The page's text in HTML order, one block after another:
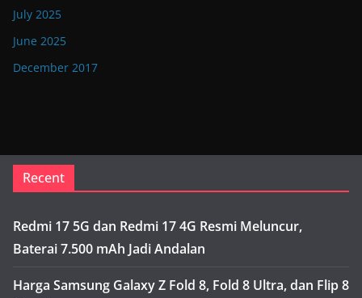
July 2025
June 2025
December 2017
Recent
Redmi 17 5G dan Redmi 17 4G Resmi Meluncur,
Baterai 7.500 mAh Jadi Andalan
Harga Samsung Galaxy Z Fold 8, Fold 8 Ultra, dan Flip 8